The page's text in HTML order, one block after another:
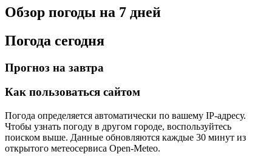
Обзор погоды на 7 дней
Погода сегодня
Прогноз на завтра
Как пользоваться сайтом
Погода определяется автоматически по вашему IP-адресу.
Чтобы узнать погоду в другом городе, воспользуйтесь
поиском выше. Данные обновляются каждые 30 минут из
открытого метеосервиса Open-Meteo.